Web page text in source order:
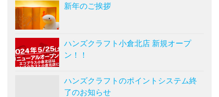
新年のご挨拶
ハンズクラフト小倉北店 新規オープ
ン！！
ハンズクラフトのポイントシステム終
了のお知らせ